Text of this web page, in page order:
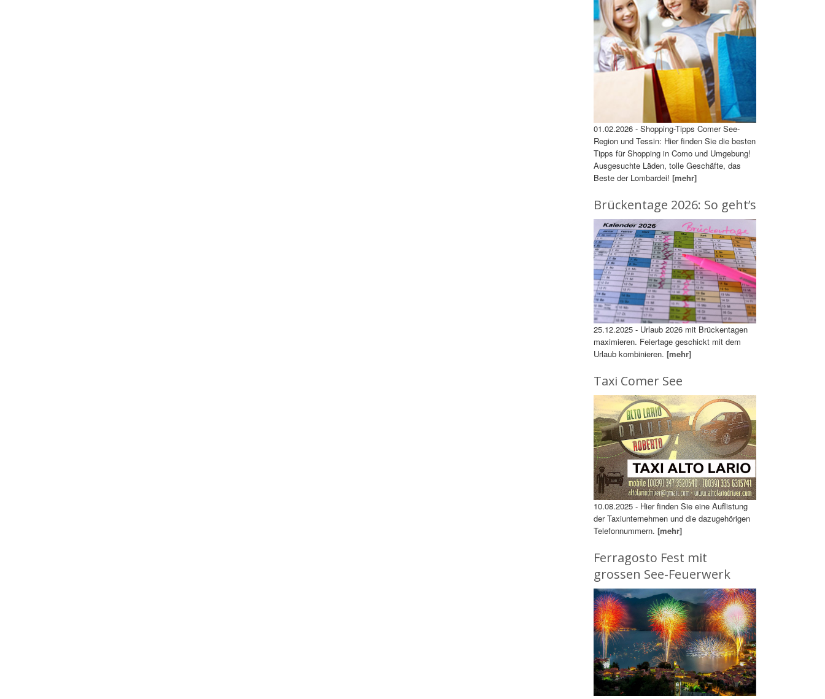
01.02.2026 - Shopping-Tipps Comer See-
Region und Tessin: Hier finden Sie die besten
Tipps für Shopping in Como und Umgebung!
Ausgesuchte Läden, tolle Geschäfte, das
Beste der Lombardei! [mehr]
Brückentage 2026: So geht’s
25.12.2025 - Urlaub 2026 mit Brückentagen
maximieren. Feiertage geschickt mit dem
Urlaub kombinieren. [mehr]
Taxi Comer See
10.08.2025 - Hier finden Sie eine Auflistung
der Taxiunternehmen und die dazugehörigen
Telefonnummern. [mehr]
Ferragosto Fest mit
grossen See-Feuerwerk